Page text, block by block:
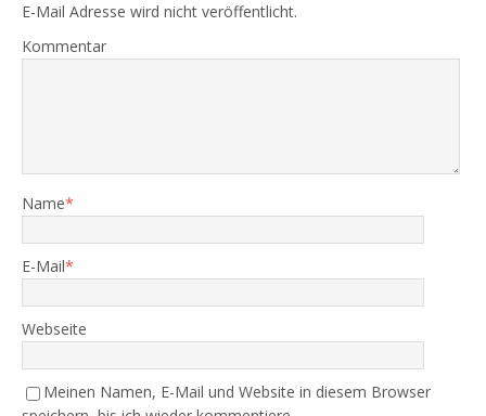
E-Mail Adresse wird nicht veröffentlicht.
Kommentar
Name*
E-Mail*
Webseite
Meinen Namen, E-Mail und Website in diesem Browser